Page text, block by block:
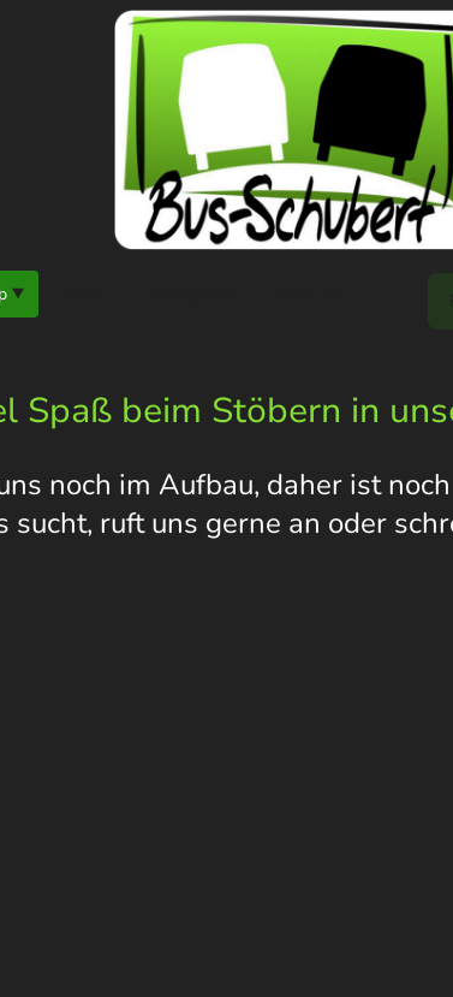
Spaß beim Stöbern in
noch im Aufbau, daher ist
sucht, ruft uns gerne an oder